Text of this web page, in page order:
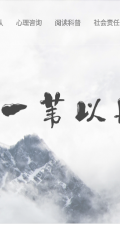
心理咨询 阅读科普 社会责任